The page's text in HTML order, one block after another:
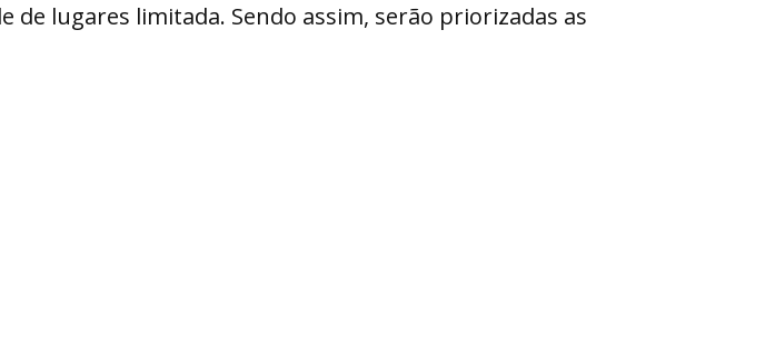
de lugares limitada. Sendo assim, serão priorizadas as